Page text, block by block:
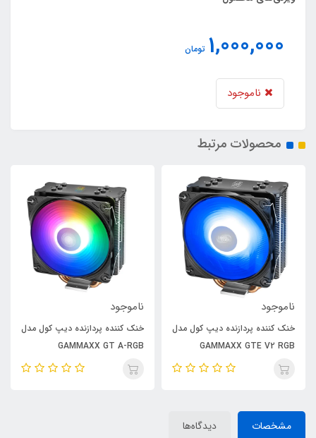
1,000,000 تومان
ناموجود
محصولات مرتبط
ناموجود
خنک کننده پردازنده دیپ کول مدل
GAMMAXX GT A-RGB
ناموجود
خنک کننده پردازنده دیپ کول مدل
AS500 PLUS
مشخصات دیدگاه‌ها